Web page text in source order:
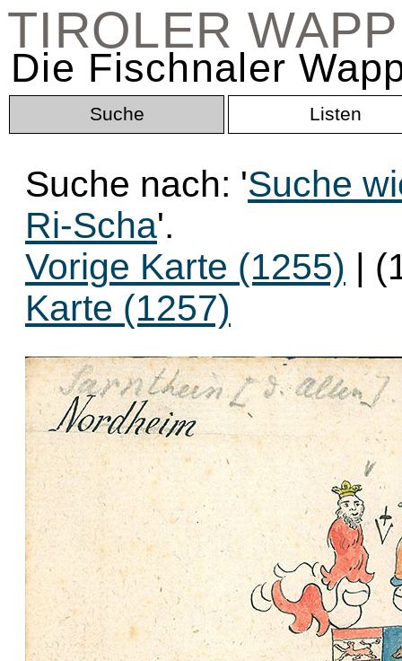
TIROLER
Die Fischnaler
Suche Listen
Suche nach: 'Suche
Ri-Scha'.
Vorige Karte (1255) |
Karte (1257)